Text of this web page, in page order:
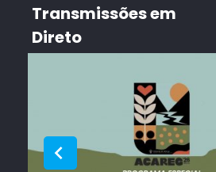
Transmissões em
Direto